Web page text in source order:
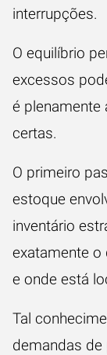
interrupções.
O equilíbrio
excessos
é plenamente
certas.
O primeiro
estoque
inventário
exatamente o
e onde está
Tal
demandas